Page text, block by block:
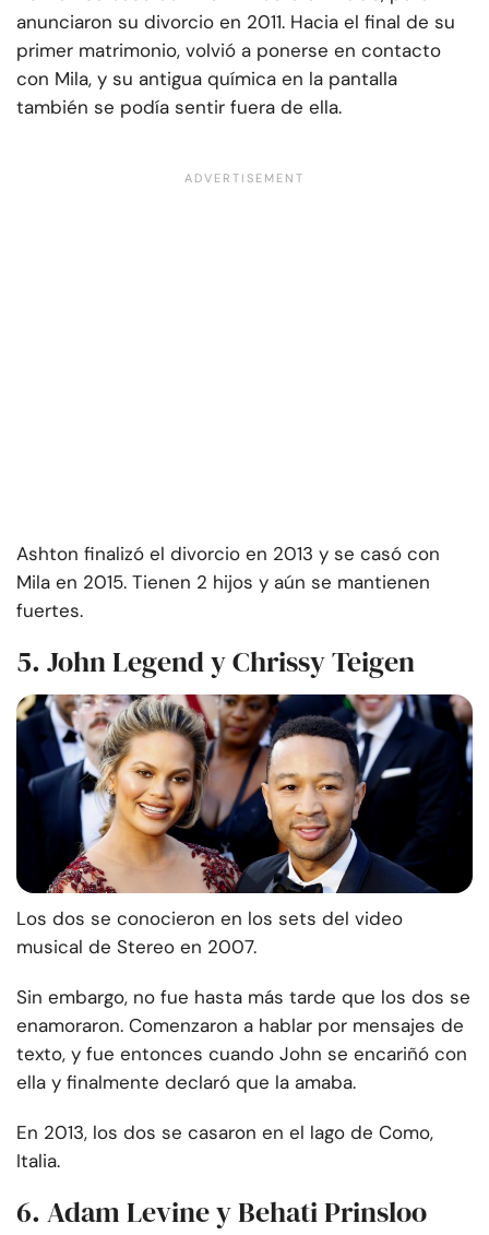
anunciaron su divorcio en 2011. Hacia el final de su
primer matrimonio, volvió a ponerse en contacto
con Mila, y su antigua química en la pantalla
también se podía sentir fuera de ella.
Ashton finalizó el divorcio en 2013 y se casó con
Mila en 2015. Tienen 2 hijos y aún se mantienen
fuertes.
5. John Legend y Chrissy Teigen
Los dos se conocieron en los sets del video
musical de Stereo en 2007.
Sin embargo, no fue hasta más tarde que los dos se
enamoraron. Comenzaron a hablar por mensajes de
texto, y fue entonces cuando John se encariñó con
ella y finalmente declaró que la amaba.
En 2013, los dos se casaron en el lago de Como,
Italia.
6. Adam Levine y Behati Prinsloo